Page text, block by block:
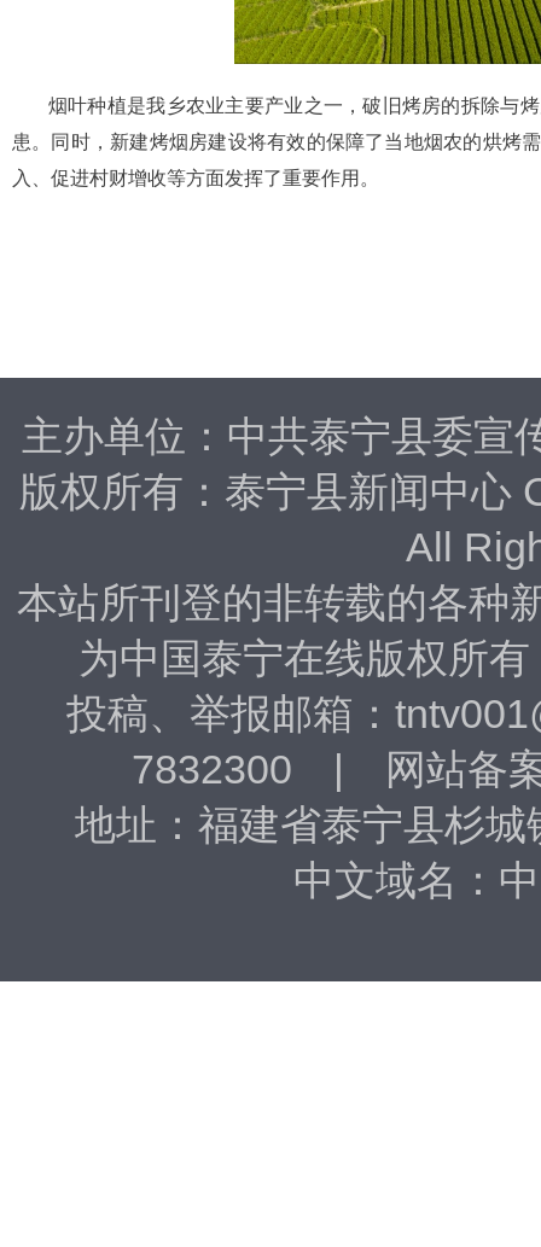
烟叶种植是我乡农业主要产业之一，破旧烤房的拆除与烤
患。同时，新建烤烟房建设将有效的保障了当地烟农的烘烤
入、促进村财增收等方面发挥了重要作用。
主办单位：中共泰宁县委
版权所有：泰宁县新闻中心
All
本站所刊登的非转载的各种
为中国泰宁在线版权所
投稿、​举报邮箱：
7832300 | 网站备
地址：福建省泰宁县杉
中文域名：